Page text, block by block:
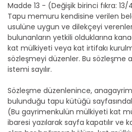
Madde 13 - (Değişik birinci fıkra:
Tapu memuru kendisine verilen
usulüne uygun ve dilekçeyi
bulunanların yetkili olduklarına
kat mülkiyeti veya kat irtifakı
sözleşmeyi düzenler. Bu sözleşme
istemi sayılır.
Sözleşme düzenlenince,
bulunduğu tapu kütüğü
(Bu gayrimenkulün mülkiyeti kat
ibaresi yazılarak sayfa kapatılır ve